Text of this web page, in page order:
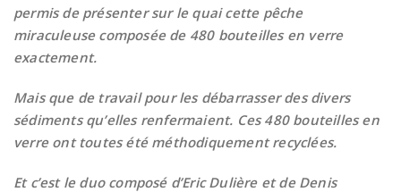
permis de présenter sur le quai cette pêche
miraculeuse composée de 480 bouteilles en verre
exactement.
Mais que de travail pour les débarrasser des divers
sédiments qu’elles renfermaient. Ces 480 bouteilles en
verre ont toutes été méthodiquement recyclées.
Et c’est le duo composé d’Eric Dulière et de Denis